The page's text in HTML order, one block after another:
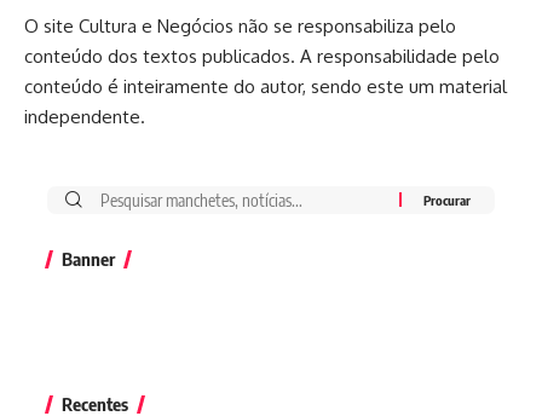
O site Cultura e Negócios não se responsabiliza pelo
conteúdo dos textos publicados. A responsabilidade pelo
conteúdo é inteiramente do autor, sendo este um material
independente.
Banner
Recentes